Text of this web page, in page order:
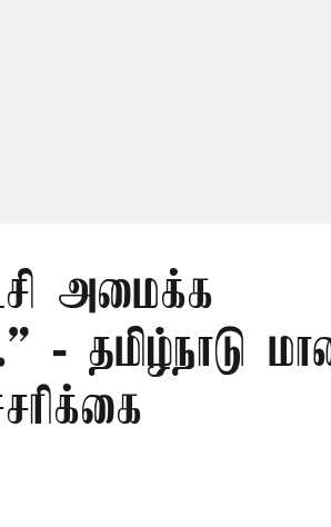
அமைக்க
- தமிழ்நாடு